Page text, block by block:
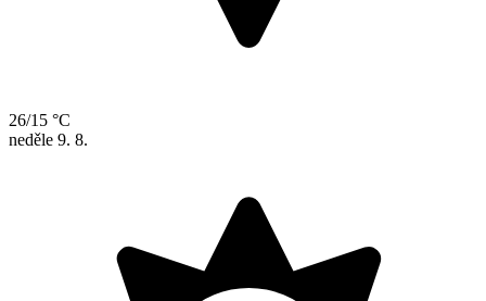
26/15 °C
neděle 9. 8.